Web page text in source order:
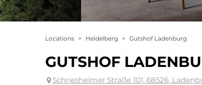
Locations > Heidelberg > Gutshof Ladenburg
GUTSHOF
Schriesheimer Straße 101, 68526,